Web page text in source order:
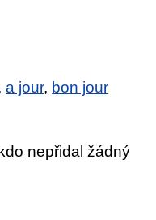
a jour, bon jour
nepřidal žádný